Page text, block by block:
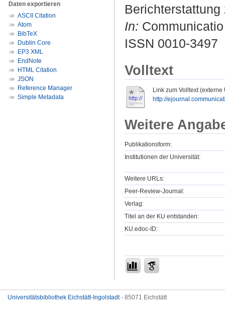
Daten exportieren
ASCII Citation
Atom
BibTeX
Dublin Core
EP3 XML
EndNote
HTML Citation
JSON
Reference Manager
Simple Metadata
In:
ISSN 0010-3497
Volltext
Link zum Volltext (externe
http://
Weitere
Publikationsform:
Institutionen der Universität:
Weitere URLs:
Peer-Review-Journal:
Verlag:
Titel an der KU entstanden:
KU.edoc-ID:
Universitätsbibliothek Eichstätt-Ingolstadt- 85071 Eichstätt